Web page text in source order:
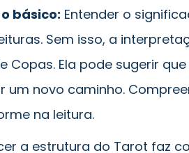
básico: Entender o
Sem isso, a
Copas. Ela pode sugerir
um novo caminho.
na leitura.
a estrutura do Tarot faz